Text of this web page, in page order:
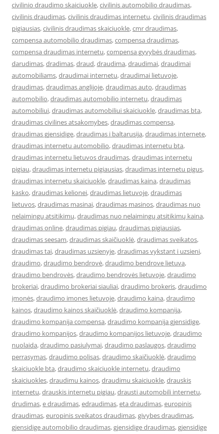
civilinio draudimo skaiciuokle,civilinis automobilio draudimas,
civilinis draudimas,civilinis draudimas internetu,civilinis draudimas
pigiausias,civilinis draudimas skaiciuokle,cmr draudimas,
compensa automobilio draudimas,compensa draudimas,
compensa draudimas internetu,compensa gyvybės draudimas,
darudimas,dradimas,draud,draudima,draudimai,draudimai
automobiliams,draudimai internetu,draudimai lietuvoje,
draudimas,draudimas anglijoje,draudimas auto,draudimas
automobilio,draudimas automobilio internetu,draudimas
automobiliui,draudimas automobiliui skaiciuokle,draudimas bta,
draudimas civilines atsakomybes,draudimas compensa,
draudimas gjensidige,draudimas i baltarusija,draudimas internete,
draudimas internetu automobilio,draudimas internetu bta,
draudimas internetu lietuvos draudimas,draudimas internetu
pigiau,draudimas internetu pigiausias,draudimas internetu pigus,
draudimas internetu skaiciuokle,draudimas kaina,draudimas
kasko,draudimas kelionei,draudimas lietuvoje,draudimas
lietuvos,draudimas masinai,draudimas masinos,draudimas nuo
nelaimingų atsitikimų,draudimas nuo nelaimingų atsitikimų kaina,
draudimas online,draudimas pigiau,draudimas pigiausias,
draudimas seesam,draudimas skaičiuoklė,draudimas sveikatos,
draudimas tai,draudimas uzsienyje,draudimas vykstant i uzsieni,
draudimo,draudimo bendrovė,draudimo bendrove lietuva,
draudimo bendrovės,draudimo bendrovės lietuvoje,draudimo
brokeriai,draudimo brokeriai siauliai,draudimo brokeris,draudimo
įmonės,draudimo imones lietuvoje,draudimo kaina,draudimo
kainos,draudimo kainos skaičiuoklė,draudimo kompanija,
draudimo kompanija compensa,draudimo kompanija gjensidige,
draudimo kompanijos,draudimo kompanijos lietuvoje,draudimo
nuolaida,draudimo pasiulymai,draudimo paslaugos,draudimo
perrasymas,draudimo polisas,draudimo skaičiuoklė,draudimo
skaiciuokle bta,draudimo skaiciuokle internetu,draudimo
skaiciuokles,draudimu kainos,draudimu skaiciuokle,drauskis
internetu,drauskis internetu pigiau,drausti automobili internetu,
drudimas,e draudimas,edraudimas,eta draudimas,europinis
draudimas,europinis sveikatos draudimas,givybes draudimas,
gjensidige automobilio draudimas,gjensidige draudimas,gjensidige